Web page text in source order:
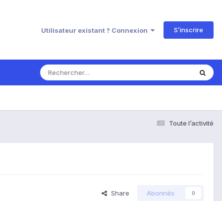
Utilisateur existant ? Connexion S’inscrire
Toute l’activité
Share Abonnés 0